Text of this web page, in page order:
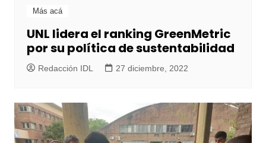
Más acá
UNL lidera el ranking GreenMetric
por su política de sustentabilidad
Redacción IDL 27 diciembre, 2022